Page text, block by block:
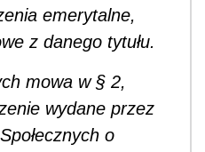
emerytalne,
z danego tytułu.
mowa w § 2,
wydane przez
o